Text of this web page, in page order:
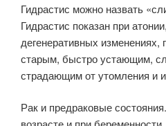
Гидрастис можно назвать
Гидрастис показан при
дегенеративных изменениях,
старым, быстро устающим,
страдающим от утомления и
Рак и предраковые